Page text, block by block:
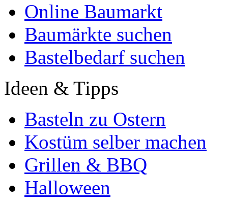
Online Baumarkt
Baumärkte suchen
Bastelbedarf suchen
Ideen & Tipps
Basteln zu Ostern
Kostüm selber machen
Grillen & BBQ
Halloween